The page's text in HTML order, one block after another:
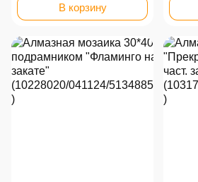
В корзину